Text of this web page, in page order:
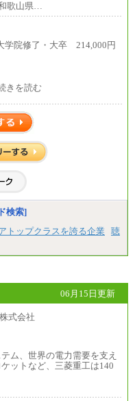
歌山県…
学院修了・大卒 214,000円
円 (想定年収：230万円 ～
ります。
きを読む
検索]
トップクラスを誇る企業
聴
06月15日更新
ム、世界の電力需要を支え
ットなど、三菱重工は140